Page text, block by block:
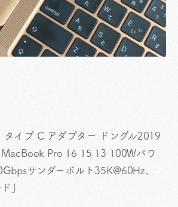
タイプ C アダプター ドングル2019
Pro 16 15 13 100Wパワ
サンダーボルト35K@60Hz、
」